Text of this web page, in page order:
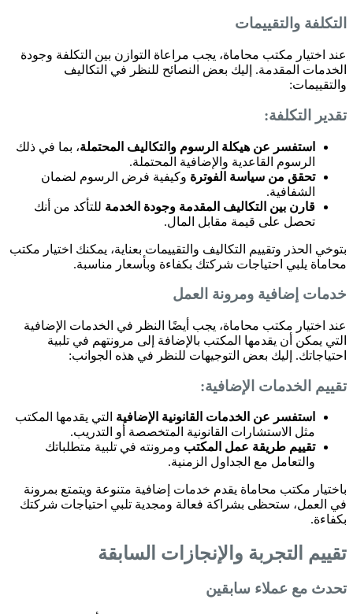
التكلفة والتقييمات
عند اختيار مكتب محاماة، يجب مراعاة التوازن بين التكلفة وجودة
الخدمات المقدمة. إليك بعض النصائح للنظر في التكاليف
والتقييمات:
تقدير التكلفة:
استفسر عن هيكلة الرسوم والتكاليف المحتملة، بما في ذلك
الرسوم القاعدية والإضافية المحتملة.
تحقق من سياسة الفوترة وكيفية فرض الرسوم لضمان
الشفافية.
قارن بين التكاليف المقدمة وجودة الخدمة للتأكد من أنك
تحصل على قيمة مقابل المال.
بتوخي الحذر وتقييم التكاليف والتقييمات بعناية، يمكنك اختيار مكتب
محاماة يلبي احتياجات شركتك بكفاءة وبأسعار مناسبة.
خدمات إضافية ومرونة العمل
عند اختيار مكتب محاماة، يجب أيضًا النظر في الخدمات الإضافية
التي يمكن أن يقدمها المكتب بالإضافة إلى مرونتهم في تلبية
احتياجاتك. إليك بعض التوجيهات للنظر في هذه الجوانب:
تقييم الخدمات الإضافية:
استفسر عن الخدمات القانونية الإضافية التي يقدمها المكتب
مثل الاستشارات القانونية المتخصصة أو التدريب.
تقييم طريقة عمل المكتب ومرونته في تلبية متطلباتك
والتعامل مع الجداول الزمنية.
باختيار مكتب محاماة يقدم خدمات إضافية متنوعة ويتمتع بمرونة
في العمل، ستحظى بشراكة فعالة ومجدية تلبي احتياجات شركتك
بكفاءة.
تقييم التجربة والإنجازات السابقة
تحدث مع عملاء سابقين